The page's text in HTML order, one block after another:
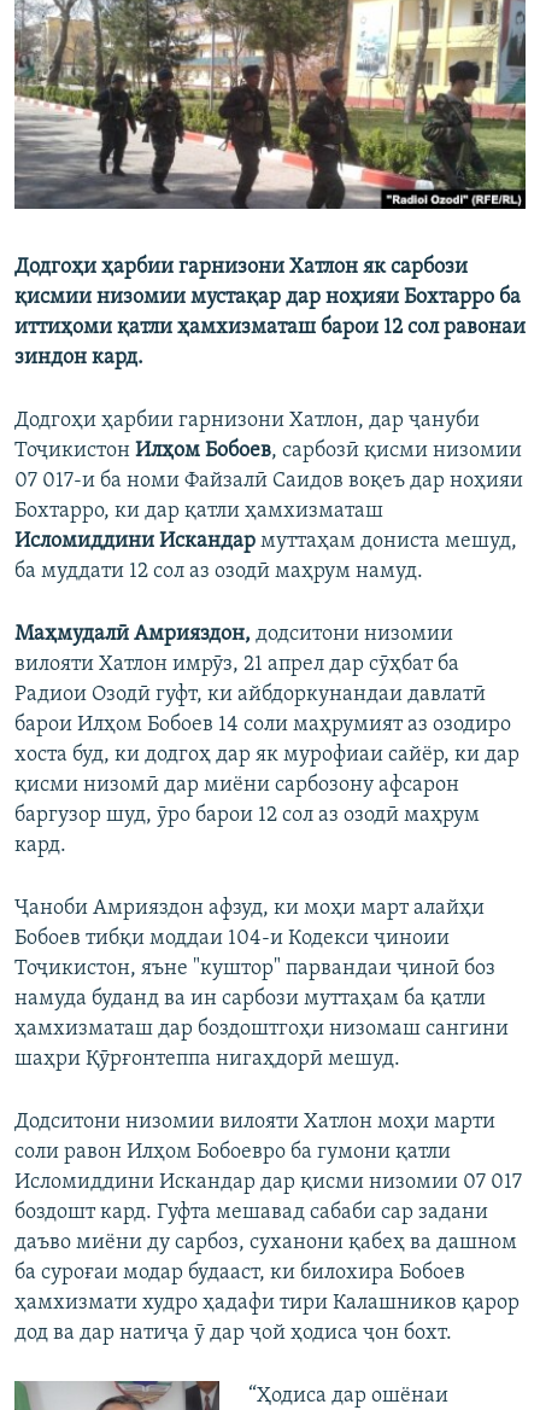
ГУЗОРИШҲОИ РАДИОӢ
Русский
ПАЙГИРӢ КУНЕД
Ҳамаи сомонаҳои RFE/RL
Додгоҳи ҳарбии гарнизони Хатлон як сарбози
қисмии низомии мустақар дар ноҳияи Бохтарро ба
иттиҳоми қатли ҳамхизматаш барои 12 сол равонаи
зиндон кард.
Додгоҳи ҳарбии гарнизони Хатлон, дар ҷануби
Тоҷикистон Илҳом Бобоев, сарбозӣ қисми низомии
07 017-и ба номи Файзалӣ Саидов воқеъ дар ноҳияи
Бохтарро, ки дар қатли ҳамхизматаш
Исломиддини Искандар муттаҳам дониста мешуд,
ба муддати 12 сол аз озодӣ маҳрум намуд.
Маҳмудалӣ Амрияздон, додситони низомии
вилояти Хатлон имрӯз, 21 апрел дар сӯҳбат ба
Радиои Озодӣ гуфт, ки айбдоркунандаи давлатӣ
барои Илҳом Бобоев 14 соли маҳрумият аз озодиро
хоста буд, ки додгоҳ дар як мурофиаи сайёр, ки дар
қисми низомӣ дар миёни сарбозону афсарон
баргузор шуд, ӯро барои 12 сол аз озодӣ маҳрум
кард.
Ҷаноби Амрияздон афзуд, ки моҳи март алайҳи
Бобоев тибқи моддаи 104-и Кодекси ҷиноии
Тоҷикистон, яъне "куштор" парвандаи ҷиноӣ боз
намуда буданд ва ин сарбози муттаҳам ба қатли
ҳамхизматаш дар боздоштгоҳи низомаш сангини
шаҳри Қӯрғонтеппа нигаҳдорӣ мешуд.
Додситони низомии вилояти Хатлон моҳи марти
соли равон Илҳом Бобоевро ба гумони қатли
Исломиддини Искандар дар қисми низомии 07 017
боздошт кард. Гуфта мешавад сабаби сар задани
даъво миёни ду сарбоз, суханони қабеҳ ва дашном
ба суроғаи модар будааст, ки билохира Бобоев
ҳамхизмати худро ҳадафи тири Калашников қарор
дод ва дар натиҷа ӯ дар ҷой ҳодиса ҷон бохт.
“Ҳодиса дар ошёнаи